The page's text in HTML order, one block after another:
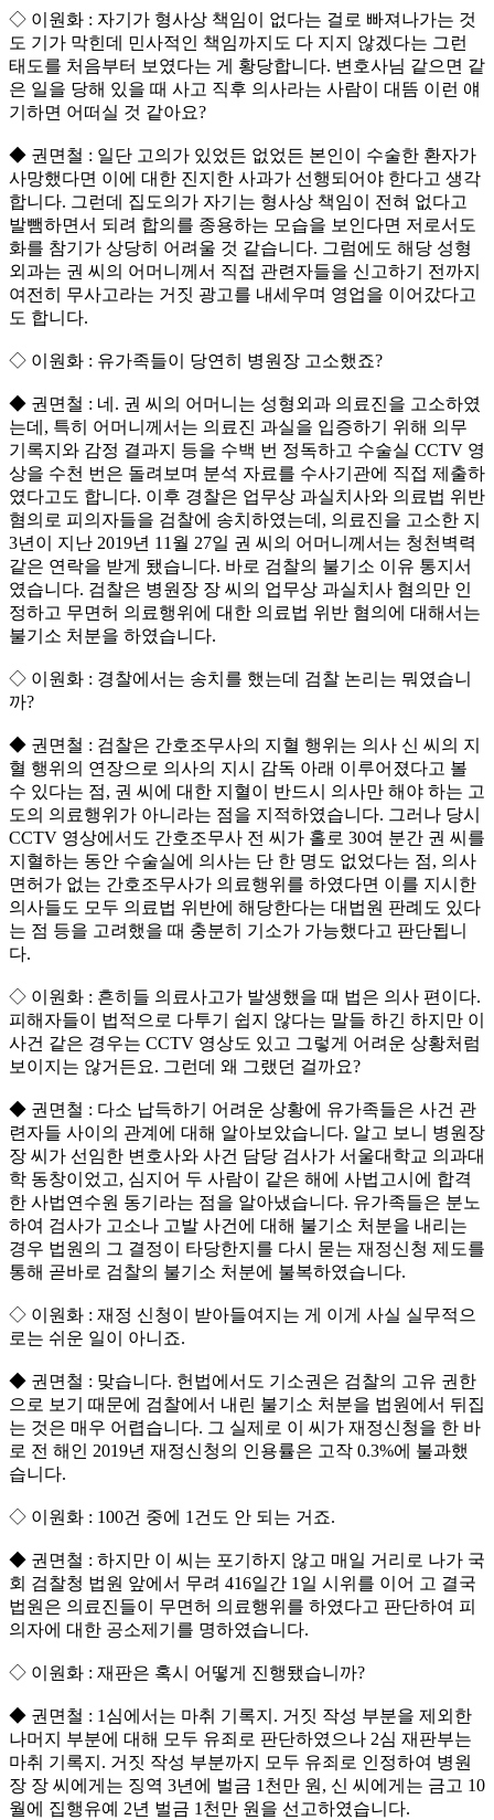
◇ 이원화 : 자기가 형사상 책임이 없다는 걸로 빠져나가는 것
도 기가 막힌데 민사적인 책임까지도 다 지지 않겠다는 그런
태도를 처음부터 보였다는 게 황당합니다. 변호사님 같으면 같
은 일을 당해 있을 때 사고 직후 의사라는 사람이 대뜸 이런 얘
기하면 어떠실 것 같아요?
◆ 권면철 : 일단 고의가 있었든 없었든 본인이 수술한 환자가
사망했다면 이에 대한 진지한 사과가 선행되어야 한다고 생각
합니다. 그런데 집도의가 자기는 형사상 책임이 전혀 없다고
발뺌하면서 되려 합의를 종용하는 모습을 보인다면 저로서도
화를 참기가 상당히 어려울 것 같습니다. 그럼에도 해당 성형
외과는 권 씨의 어머니께서 직접 관련자들을 신고하기 전까지
여전히 무사고라는 거짓 광고를 내세우며 영업을 이어갔다고
도 합니다.
◇ 이원화 : 유가족들이 당연히 병원장 고소했죠?
◆ 권면철 : 네. 권 씨의 어머니는 성형외과 의료진을 고소하였
는데, 특히 어머니께서는 의료진 과실을 입증하기 위해 의무
기록지와 감정 결과지 등을 수백 번 정독하고 수술실 CCTV 영
상을 수천 번은 돌려보며 분석 자료를 수사기관에 직접 제출하
였다고도 합니다. 이후 경찰은 업무상 과실치사와 의료법 위반
혐의로 피의자들을 검찰에 송치하였는데, 의료진을 고소한 지
3년이 지난 2019년 11월 27일 권 씨의 어머니께서는 청천벽력
같은 연락을 받게 됐습니다. 바로 검찰의 불기소 이유 통지서
였습니다. 검찰은 병원장 장 씨의 업무상 과실치사 혐의만 인
정하고 무면허 의료행위에 대한 의료법 위반 혐의에 대해서는
불기소 처분을 하였습니다.
◇ 이원화 : 경찰에서는 송치를 했는데 검찰 논리는 뭐였습니
까?
◆ 권면철 : 검찰은 간호조무사의 지혈 행위는 의사 신 씨의 지
혈 행위의 연장으로 의사의 지시 감독 아래 이루어졌다고 볼
수 있다는 점, 권 씨에 대한 지혈이 반드시 의사만 해야 하는 고
도의 의료행위가 아니라는 점을 지적하였습니다. 그러나 당시
CCTV 영상에서도 간호조무사 전 씨가 홀로 30여 분간 권 씨를
지혈하는 동안 수술실에 의사는 단 한 명도 없었다는 점, 의사
면허가 없는 간호조무사가 의료행위를 하였다면 이를 지시한
의사들도 모두 의료법 위반에 해당한다는 대법원 판례도 있다
는 점 등을 고려했을 때 충분히 기소가 가능했다고 판단됩니
다.
◇ 이원화 : 흔히들 의료사고가 발생했을 때 법은 의사 편이다.
피해자들이 법적으로 다투기 쉽지 않다는 말들 하긴 하지만 이
사건 같은 경우는 CCTV 영상도 있고 그렇게 어려운 상황처럼
보이지는 않거든요. 그런데 왜 그랬던 걸까요?
◆ 권면철 : 다소 납득하기 어려운 상황에 유가족들은 사건 관
련자들 사이의 관계에 대해 알아보았습니다. 알고 보니 병원장
장 씨가 선임한 변호사와 사건 담당 검사가 서울대학교 의과대
학 동창이었고, 심지어 두 사람이 같은 해에 사법고시에 합격
한 사법연수원 동기라는 점을 알아냈습니다. 유가족들은 분노
하여 검사가 고소나 고발 사건에 대해 불기소 처분을 내리는
경우 법원의 그 결정이 타당한지를 다시 묻는 재정신청 제도를
통해 곧바로 검찰의 불기소 처분에 불복하였습니다.
◇ 이원화 : 재정 신청이 받아들여지는 게 이게 사실 실무적으
로는 쉬운 일이 아니죠.
◆ 권면철 : 맞습니다. 헌법에서도 기소권은 검찰의 고유 권한
으로 보기 때문에 검찰에서 내린 불기소 처분을 법원에서 뒤집
는 것은 매우 어렵습니다. 그 실제로 이 씨가 재정신청을 한 바
로 전 해인 2019년 재정신청의 인용률은 고작 0.3%에 불과했
습니다.
◇ 이원화 : 100건 중에 1건도 안 되는 거죠.
◆ 권면철 : 하지만 이 씨는 포기하지 않고 매일 거리로 나가 국
회 검찰청 법원 앞에서 무려 416일간 1일 시위를 이어 고 결국
법원은 의료진들이 무면허 의료행위를 하였다고 판단하여 피
의자에 대한 공소제기를 명하였습니다.
◇ 이원화 : 재판은 혹시 어떻게 진행됐습니까?
◆ 권면철 : 1심에서는 마취 기록지. 거짓 작성 부분을 제외한
나머지 부분에 대해 모두 유죄로 판단하였으나 2심 재판부는
마취 기록지. 거짓 작성 부분까지 모두 유죄로 인정하여 병원
장 장 씨에게는 징역 3년에 벌금 1천만 원, 신 씨에게는 금고 10
월에 집행유예 2년 벌금 1천만 원을 선고하였습니다.